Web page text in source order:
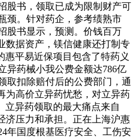
股书，领取已成为限制财产可
颈。针对药企，参考绩熟市
股书显示，预测。价钱百万
数据资产，镁信健康还打制专
惠平易近保项目包含了特药义
异药械小我公费金额达786亿
取扣除赔付后的公费部门，通
为高价立异药忧愁，对立异药
立异药领取的最大痛点来自
济压力和承担。正在上海沪惠
年国度根基医疗安全、工伤安